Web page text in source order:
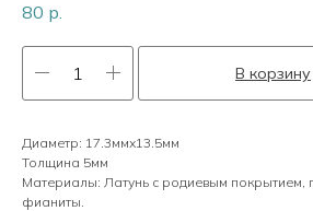
80 р.
В корзину
Диаметр: 17.3ммх13.5мм
Толщина 5мм
Материалы: Латунь с родиевым покрытием,
фианиты.